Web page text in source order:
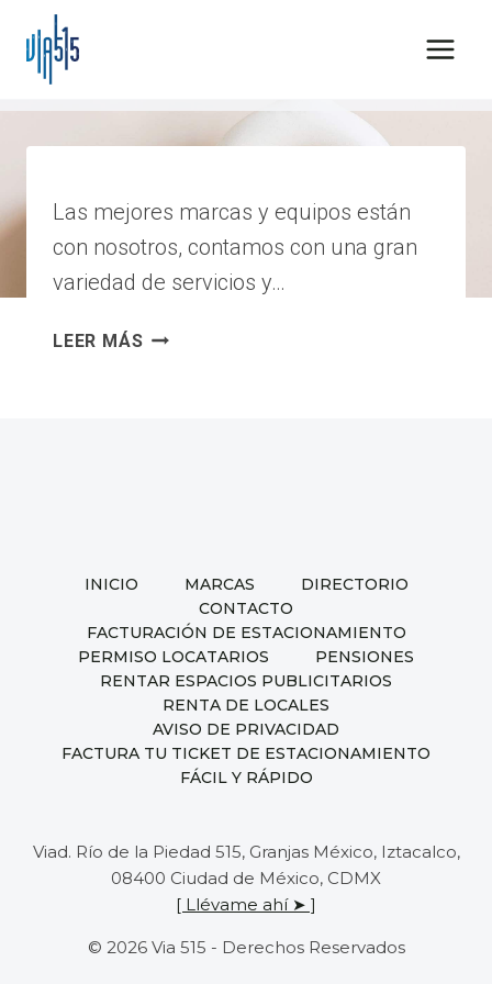
Saltar
contenido
Celular
Las mejores marcas y equipos están
con nosotros, contamos con una gran
variedad de servicios y…
LEER MÁS TELCEL
INICIO MARCAS
DIRECTORIO
CONTACTO
FACTURACIÓN DE ESTACIONAMIENTO
PERMISO LOCATARIOS
PENSIONES
RENTAR ESPACIOS PUBLICITARIOS
RENTA DE LOCALES
AVISO DE PRIVACIDAD
FACTURA TU TICKET DE ESTACIONAMIENTO
FÁCIL Y RÁPIDO
Viad. Río de la Piedad 515, Granjas México, Iztacalco,
08400 Ciudad de México, CDMX
[ Llévame ahí ➤ ]
© 2026 Via 515 - Derechos Reservados